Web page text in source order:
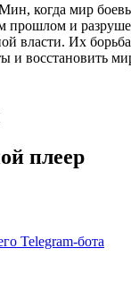
когда мир
прошлом и
власти. Их
и восстановить
плеер
Telegram-бота